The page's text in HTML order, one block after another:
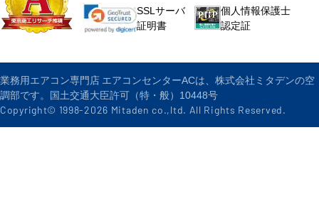
SSLサーバ
証明書
個人情報保護士
認定証
業務用エアコン専門店 エアコンセンターACは、株式会社ミタデンの空
調部です。国土交通大臣許可（特・般）10448号
Copyright© 1998-2026 Mitaden co.,ltd. All Rights Reserved.